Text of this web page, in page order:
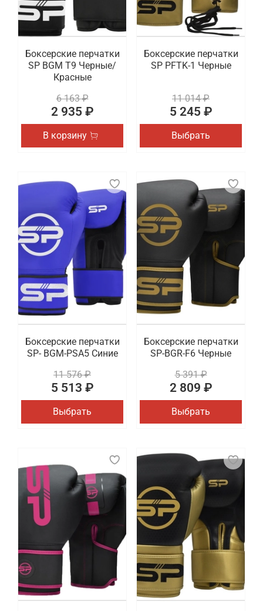
Боксерские перчатки
SP BGM T9 Черные/
Красные
6 163 ₽
2 935 ₽
В корзину
Боксерские перчатки
SP PFTK-1 Черные
11 014 ₽
5 245 ₽
Выбрать
Боксерские перчатки
SP- BGM-PSA5 Синие
11 576 ₽
5 513 ₽
Выбрать
Боксерские перчатки
SP-BGR-F6 Черные
5 391 ₽
2 809 ₽
Выбрать